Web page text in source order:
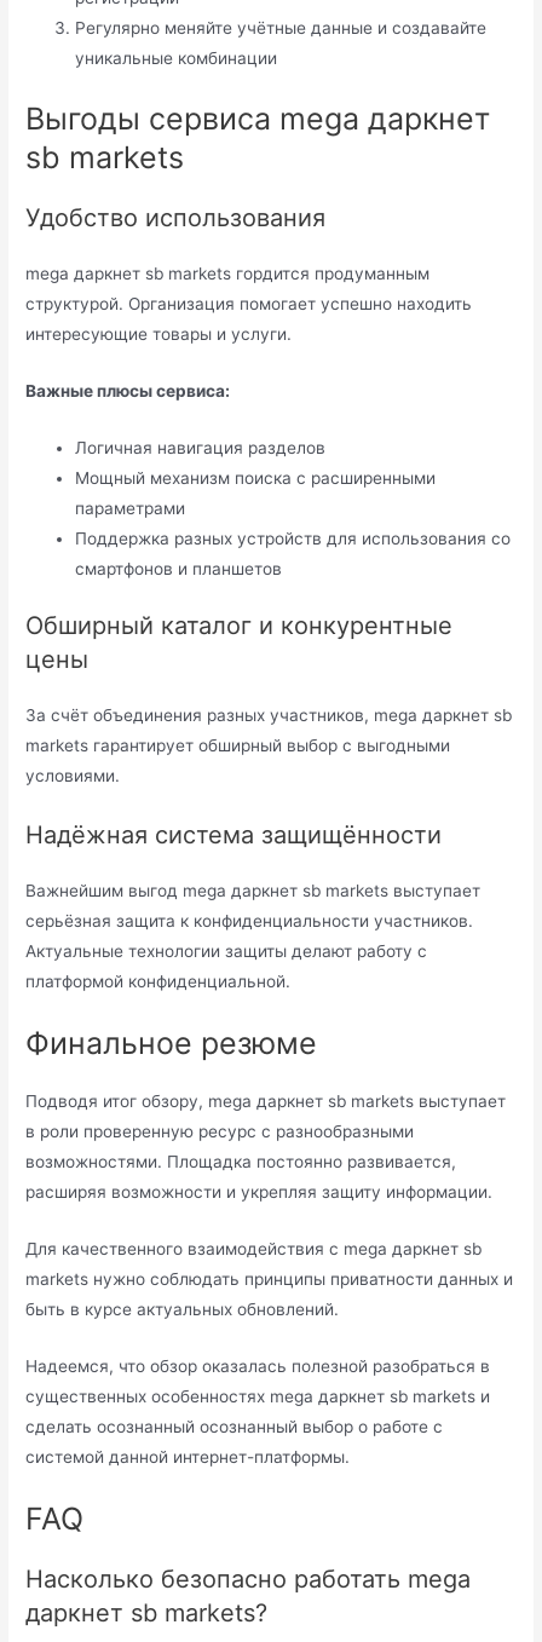
Регулярно меняйте учётные данные и создавайте
уникальные комбинации
Выгоды сервиса mega даркнет
sb markets
Удобство использования
mega даркнет sb markets гордится продуманным
структурой. Организация помогает успешно находить
интересующие товары и услуги.
Важные плюсы сервиса:
Логичная навигация разделов
Мощный механизм поиска с расширенными
параметрами
Поддержка разных устройств для использования со
смартфонов и планшетов
Обширный каталог и конкурентные
цены
За счёт объединения разных участников, mega даркнет sb
markets гарантирует обширный выбор с выгодными
условиями.
Надёжная система защищённости
Важнейшим выгод mega даркнет sb markets выступает
серьёзная защита к конфиденциальности участников.
Актуальные технологии защиты делают работу с
платформой конфиденциальной.
Финальное резюме
Подводя итог обзору, mega даркнет sb markets выступает
в роли проверенную ресурс с разнообразными
возможностями. Площадка постоянно развивается,
расширяя возможности и укрепляя защиту информации.
Для качественного взаимодействия с mega даркнет sb
markets нужно соблюдать принципы приватности данных и
быть в курсе актуальных обновлений.
Надеемся, что обзор оказалась полезной разобраться в
существенных особенностях mega даркнет sb markets и
сделать осознанный осознанный выбор о работе с
системой данной интернет-платформы.
FAQ
Насколько безопасно работать mega
даркнет sb markets?